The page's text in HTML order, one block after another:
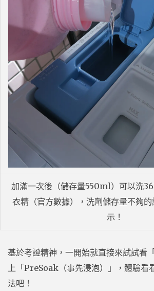
加滿一次後（儲存量550ml）可以洗
衣精（官方數據），洗劑儲存量不夠
示！
基於考證精神，一開始就直接來試試看
上「PreSoak（事先浸泡）」，體驗看
法吧！